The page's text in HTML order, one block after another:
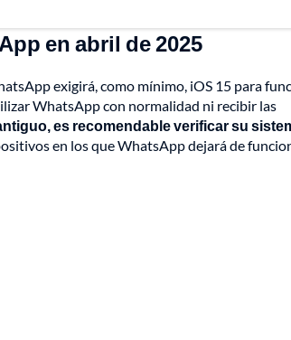
en abril de 2025
exigirá, como mínimo, iOS 15 para
WhatsApp con normalidad ni recibir las
es recomendable verificar su
en los que WhatsApp dejará de